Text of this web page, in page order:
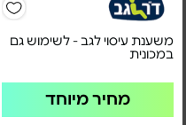
משענת עיסוי לגב - לשימוש גם
במכונית
מחיר מיוחד